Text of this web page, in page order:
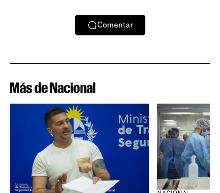
Comentar
Más de Nacional